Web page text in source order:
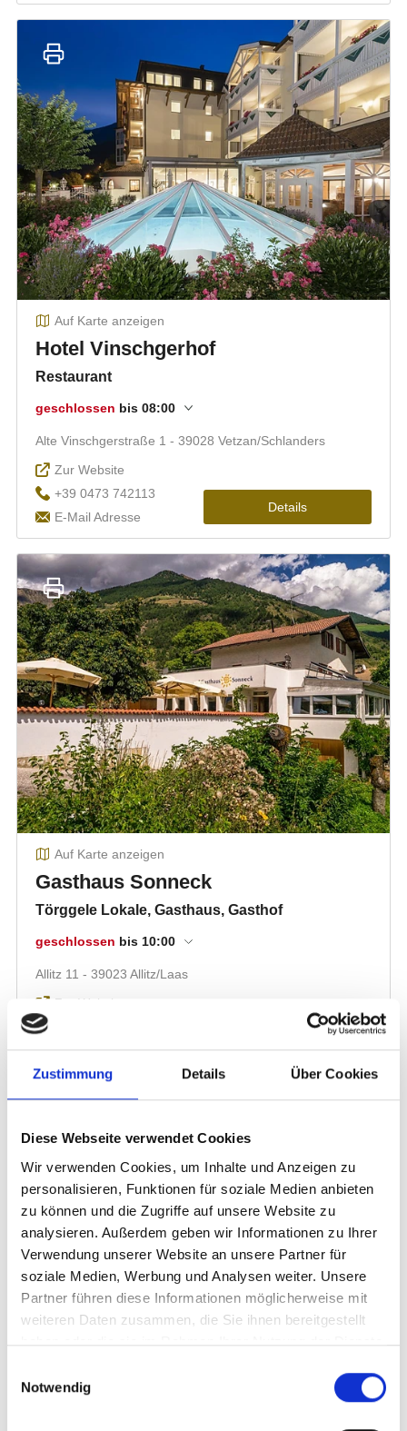
Zustimmung Details Über Cookies
Diese Webseite verwendet Cookies
Wir verwenden Cookies, um Inhalte und Anzeigen zu
personalisieren, Funktionen für soziale Medien anbieten
zu können und die Zugriffe auf unsere Website zu
analysieren. Außerdem geben wir Informationen zu Ihrer
Verwendung unserer Website an unsere Partner für
soziale Medien, Werbung und Analysen weiter. Unsere
Partner führen diese Informationen möglicherweise mit
weiteren Daten zusammen, die Sie ihnen bereitgestellt
haben oder die sie im Rahmen Ihrer Nutzung der Dienste
Notwendig